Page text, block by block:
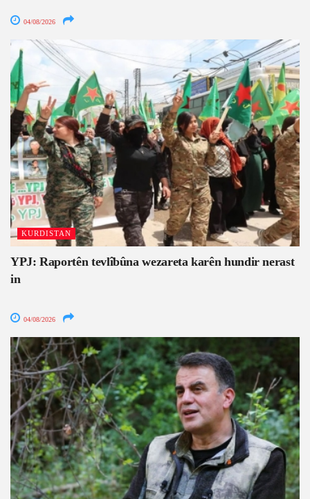
04/08/2026
KURDISTAN
YPJ: Raportên tevlîbûna wezareta karên hundir nerast
in
04/08/2026